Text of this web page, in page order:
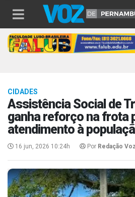
CIDADES
Assistência Social de
ganha reforço na frota
atendimento à
16 jun, 2026 10:24h Por Redação